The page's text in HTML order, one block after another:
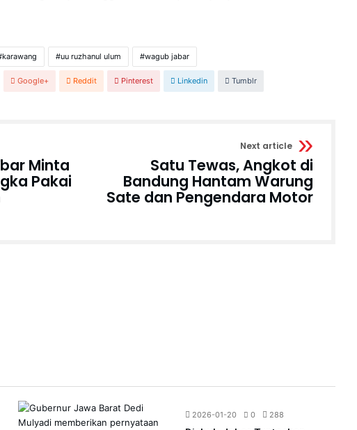
karawang uu ruzhanul ulum wagub jabar
Google+ Reddit Pinterest Linkedin Tumblr
Minta
Pakai
Next article
Satu Tewas, Angkot di
Bandung Hantam Warung
Sate dan Pengendara Motor
2026-01-20 0 288